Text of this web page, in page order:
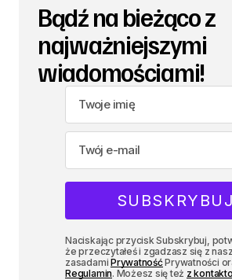
Bądź na bieżąco z
najważniejszymi
wiadomościami!
Naciskając przycisk Subskrybuj,
że przeczytałeś i zgadzasz się z
zasadamiPrywatnośćPrywatności
Regulamin. Możesz się też z